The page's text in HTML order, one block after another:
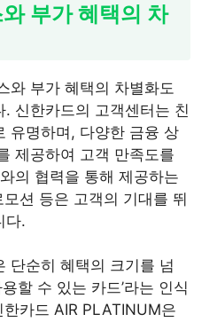
부가 혜택의 차
와 부가 혜택의 차별화도
신한카드의 고객센터는 친
유명하며, 다양한 금융 상
제공하여 고객 만족도를
의 협력을 통해 제공하는
션 등은 고객의 기대를 뛰
다.
단순히 혜택의 크기를 넘
할 수 있는 카드’라는 인식
카드 AIR PLATINUM은